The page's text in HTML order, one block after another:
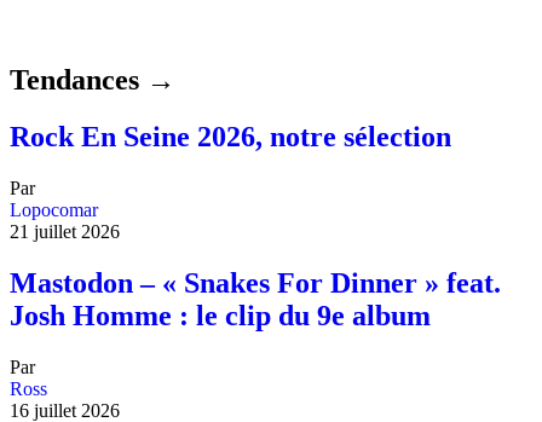
Tendances →
Rock En Seine 2026, notre sélection
Par
Lopocomar
21 juillet 2026
Mastodon – « Snakes For Dinner » feat.
Josh Homme : le clip du 9e album
Par
Ross
16 juillet 2026